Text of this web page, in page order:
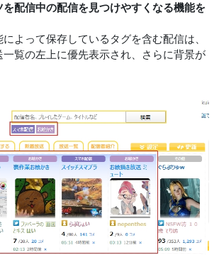
を配信中の配信を見つけやすくなる機能を
によって保存しているタグを含む配信は、
一覧の左上に優先表示され、さらに背景が